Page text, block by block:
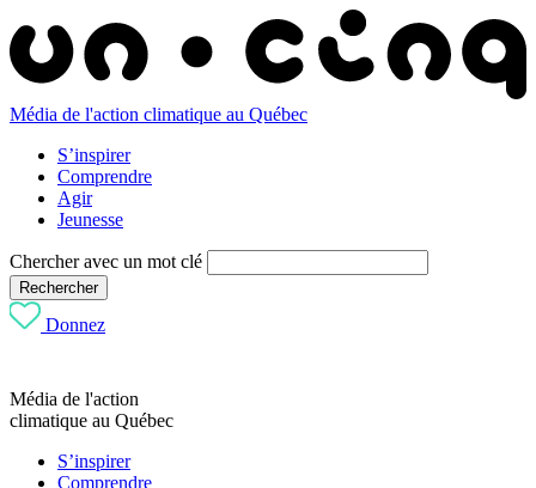
Média de l'action climatique au Québec
S’inspirer
Comprendre
Agir
Jeunesse
Chercher avec un mot clé
Rechercher
Donnez
Média de l'action
climatique au Québec
S’inspirer
Comprendre